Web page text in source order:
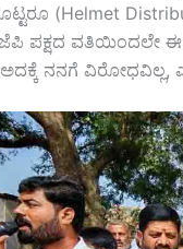
(Helmet
ಪಕ್ಷದ ವತಿಯಿಂದಲೇ
ನನಗೆ ವಿರೋಧವಿಲ್ಲ,